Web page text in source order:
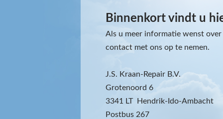
Binnenkort vindt u
Als u meer informatie wenst
contact met ons op te nemen.
J.S. Kraan-Repair B.V.
Grotenoord 6
3341 LT Hendrik-Ido-Ambacht
Postbus 267